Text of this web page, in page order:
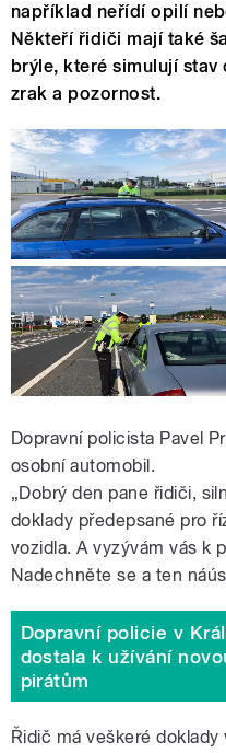
například neřídí opilí
Někteří řidiči mají také
brýle, které simulují
zrak a pozornost.
Dopravní policista Pavel
osobní automobil.
„Dobrý den pane řidiči,
doklady předepsané pro
vozidla. A vyzývám vás k
Nadechněte se a ten
Dopravní policie v
dostala k užívání
pirátům
Řidič má veškeré